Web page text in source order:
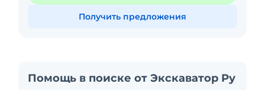
Получить предложения
Помощь в поиске от Экскаватор Ру